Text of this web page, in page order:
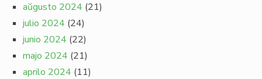
aŭgusto 2024 (21)
julio 2024 (24)
junio 2024 (22)
majo 2024 (21)
aprilo 2024 (11)